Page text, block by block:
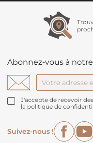
Abonnez-vous à
J'accepte de recevoir
la politique de
Suivez-nous !